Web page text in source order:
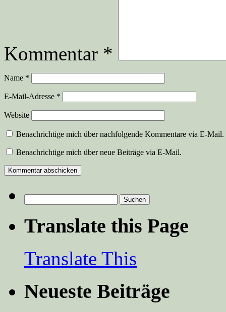
Kommentar *
Name *
E-Mail-Adresse *
Website
Benachrichtige mich über nachfolgende Kommentare via E-Mail.
Benachrichtige mich über neue Beiträge via E-Mail.
nach:
Translate this Page
Translate This
Neueste Beiträge